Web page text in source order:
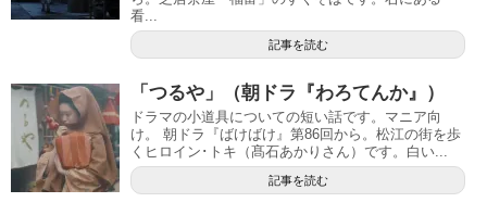
看...
記事を読む
「つるや」（朝ドラ『わろてんか』）
ドラマの小道具についての短い話です。マニア向
け。 朝ドラ『ばけばけ』第86回から。松江の街を歩
くヒロイン･トキ（髙石あかりさん）です。白い...
記事を読む